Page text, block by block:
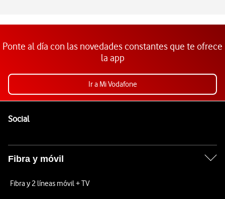
Ponte al día con las novedades constantes que te ofrece
la app
Ir a Mi Vodafone
SocialEnlaces a las redes sociales de Vodafone
Fibra y móvil
Fibra y 2 líneas móvil + TV